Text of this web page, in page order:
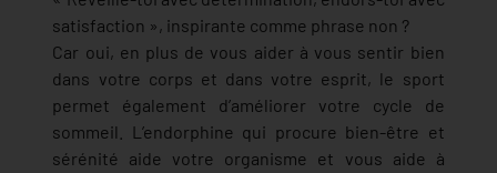
satisfaction », inspirante comme phrase non ?
Car oui, en plus de vous aider à vous sentir bien
dans votre corps et dans votre esprit, le sport
permet également d’améliorer votre cycle de
sommeil. L’endorphine qui procure bien-être et
sérénité aide votre organisme et vous aide à